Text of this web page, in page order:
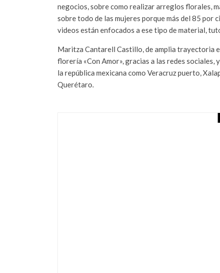
negocios, sobre como realizar arreglos florales,
sobre todo de las mujeres porque más del 85 por
videos están enfocados a ese tipo de material,
Maritza Cantarell Castillo, de amplia trayectoria
florería «Con Amor», gracias a las redes
la república mexicana como Veracruz puerto,
Querétaro.